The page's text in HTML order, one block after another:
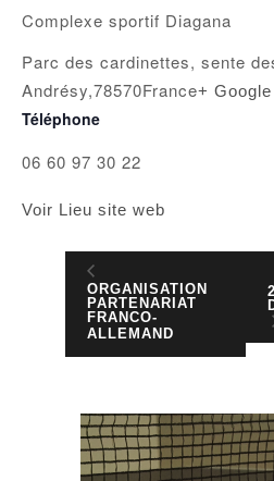
Complexe sportif Diagana
Parc des cardinettes, sente
Andrésy,78570France+
Téléphone
06 60 97 30 22
Voir Lieu site web
ORGANISATION
PARTENARIAT
FRANCO-
ALLEMAND